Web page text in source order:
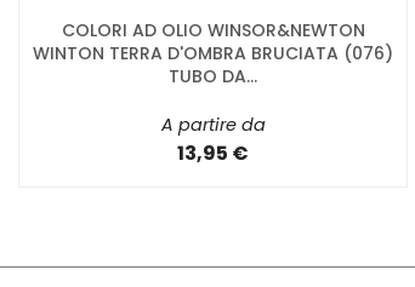
COLORI AD OLIO WINSOR&NEWTON
WINTON TERRA D'OMBRA BRUCIATA (076)
TUBO DA...
A partire da
13,95 €